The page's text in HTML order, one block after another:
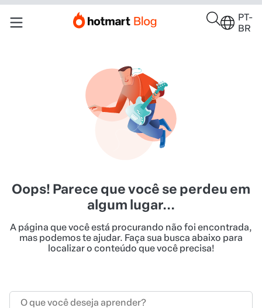
PT-
BR
Oops! Parece que você se perdeu em
algum lugar...
A página que você está procurando não foi encontrada,
mas podemos te ajudar. Faça sua busca abaixo para
localizar o conteúdo que você precisa!